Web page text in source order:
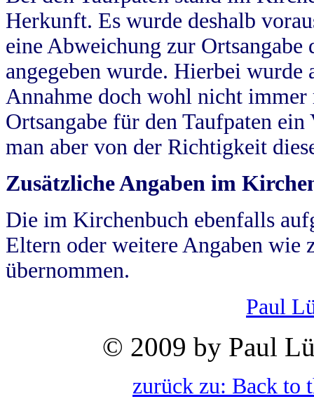
Herkunft. Es wurde deshalb
eine Abweichung zur
angegeben wurde. Hierbei wurde
Annahme doch wohl nicht
Ortsangabe für den Taufpaten
man aber von der Richtigkeit
Zusätzliche Angaben im
Die im Kirchenbuch ebenfalls
Eltern oder weitere Angaben wie
übernommen.
Paul
© 2009 by Paul
zurück zu: Back to